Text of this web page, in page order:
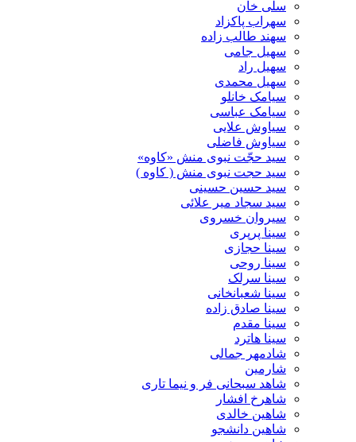
سلی خان
سهراب پاکزاد
سهند طالب زاده
سهیل جامی
سهیل راد
سهیل محمدی
سیامک خانلو
سیامک عباسی
سیاوش علایی
سیاوش فاضلی
سید حجّت نبوی منش «کاوه»
سید حجت نبوی منش ( کاوه )
سید حسین حسینى
سید سجاد میر علائی
سیروان خسروی
سینا پرپری
سینا حجازی
سینا روحی
سینا سرلک
سینا شعبانخانی
سینا صادق زاده
سینا مقدم
سینا هاترد
شادمهر جمالی
شارمین
شاهد سبحانی فر و نیما تاری
شاهرخ افشار
شاهین خالدی
شاهین دانشجو